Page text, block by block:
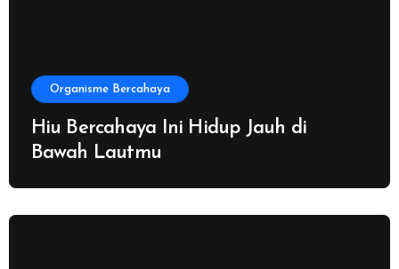
Organisme Bercahaya
Hiu Bercahaya Ini Hidup Jauh di
Bawah Lautmu